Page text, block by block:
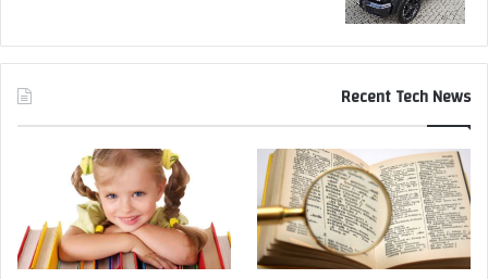
Recent Tech News